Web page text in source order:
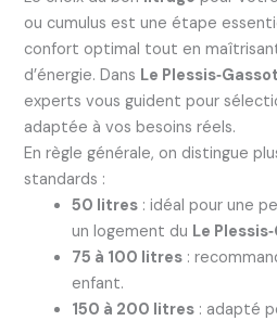
ou cumulus est une étape
confort optimal tout en
d’énergie. Dans Le
experts vous guident pour
adaptée à vos besoins réels.
En règle générale, on distingue
standards :
50 litres: idéal pour une
un logement du Le
75 à 100 litres:
enfant.
150 à 200 litres: adapté